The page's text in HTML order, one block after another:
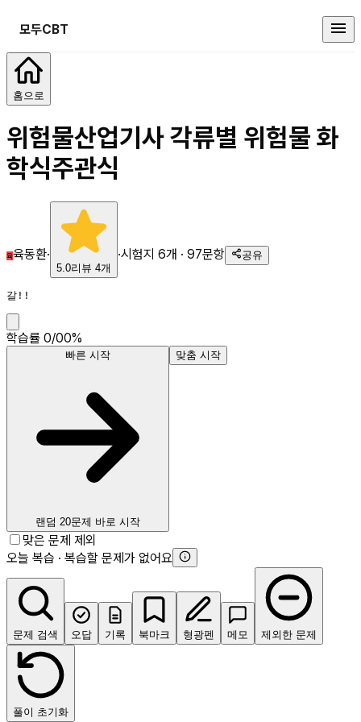
모두CBT
위험물산업기사 각류별 위험물 화
홈으로
위험물산업기사 각류별 위험물 화
학식주관식
육육동환·
5.0리뷰 4개
·시험지 6개 · 97문항 공유
갈!!
학습률 0/00%
빠른 시작
랜덤 20문제 바로 시작
맞춤 시작
맞은 문제 제외
오늘 복습 · 복습할 문제가 없어요
문제 검색 오답 기록 북마크 형광펜 메모 제외한 문제
풀이 초기화